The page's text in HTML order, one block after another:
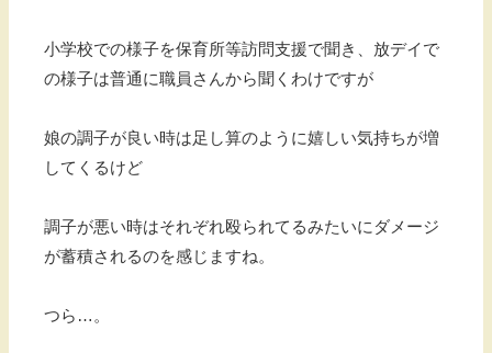
小学校での様子を保育所等訪問支援で聞き、放デイで
の様子は普通に職員さんから聞くわけですが
娘の調子が良い時は足し算のように嬉しい気持ちが増
してくるけど
調子が悪い時はそれぞれ殴られてるみたいにダメージ
が蓄積されるのを感じますね。
つら…。